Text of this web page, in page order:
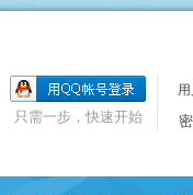
只需一步，快速开始